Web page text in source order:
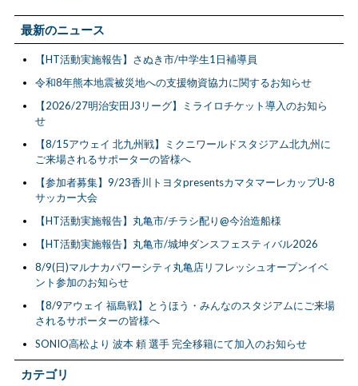
カテゴリ
最新のニュース
【HT活動実施報告】さぬき市/中学生1日補導員
令和8年熊本地震被災地への支援物資協力に関するお知らせ
【2026/27明治安田J3リーグ】ミライロチケット導入のお知ら
せ
【8/15アウェイ 北九州戦】ミクニワールドスタジアム北九州に
ご来場されるサポーターの皆様へ
【参加者募集】9/23香川トヨタpresentsカマタマーレカップU-8
サッカー大会
【HT活動実施報告】丸亀市/チラシ配り@今治造船様
【HT活動実施報告】丸亀市/城坤ダンスフェスティバル2026
8/9(日)マルナカパワーシティ丸亀店リフレッシュオープンイベ
ント参加のお知らせ
【8/9アウェイ 福島戦】とうほう・みんなのスタジアムにご来場
されるサポーターの皆様へ
SONIO高松より 波本 頼 選手 完全移籍にて加入のお知らせ